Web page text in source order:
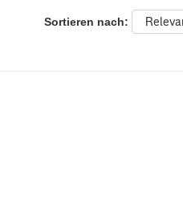
Sortieren nach